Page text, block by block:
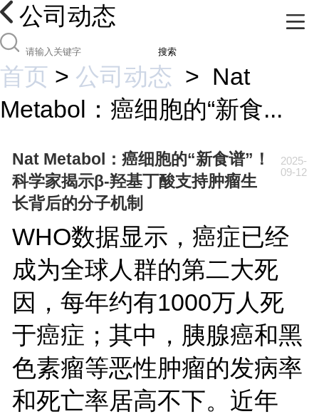
公司动态
搜索
首页 > 公司动态 > Nat
Metabol：癌细胞的“新食...
Nat Metabol：癌细胞的“新食谱”！
科学家揭示β-羟基丁酸支持肿瘤生
长背后的分子机制
2025-
09-12
WHO数据显示，癌症已经
成为全球人群的第二大死
因，每年约有1000万人死
于癌症；其中，胰腺癌和黑
色素瘤等恶性肿瘤的发病率
和死亡率居高不下。近年